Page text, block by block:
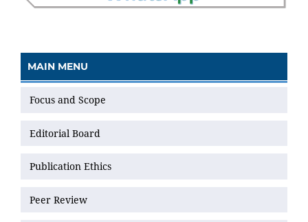
MAIN MENU
Focus and Scope
Editorial Board
Publication Ethics
Peer Review